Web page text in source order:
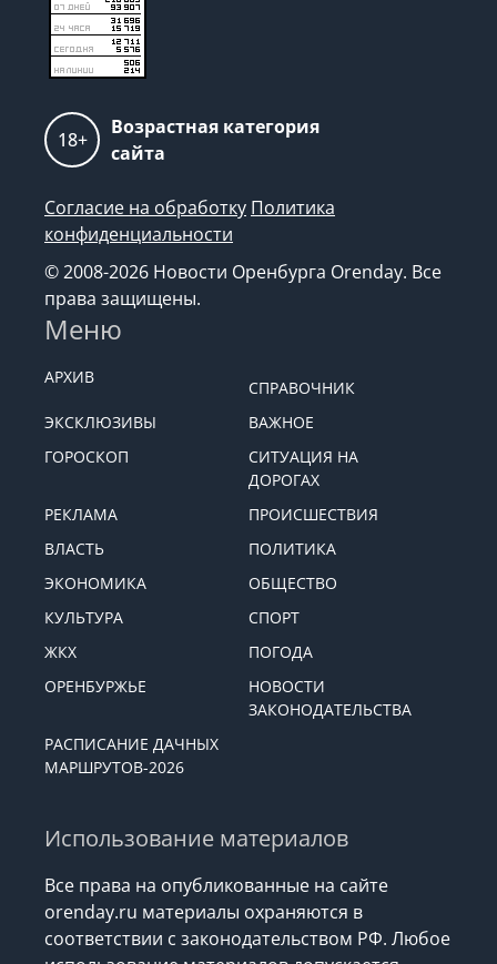
18+
Возрастная категория
сайта
Согласие на обработку Политика
конфиденциальности
© 2008-2026 Новости Оренбурга Orenday. Все
права защищены.
Меню
АРХИВ
СПРАВОЧНИК
ЭКСКЛЮЗИВЫ
ВАЖНОЕ
ГОРОСКОП
СИТУАЦИЯ НА
ДОРОГАХ
РЕКЛАМА
ПРОИСШЕСТВИЯ
ВЛАСТЬ
ПОЛИТИКА
ЭКОНОМИКА
ОБЩЕСТВО
КУЛЬТУРА
СПОРТ
ЖКХ
ПОГОДА
ОРЕНБУРЖЬЕ
НОВОСТИ
ЗАКОНОДАТЕЛЬСТВА
РАСПИСАНИЕ ДАЧНЫХ
МАРШРУТОВ-2026
Использование материалов
Все права на опубликованные на сайте
orenday.ru материалы охраняются в
соответствии с законодательством РФ. Любое